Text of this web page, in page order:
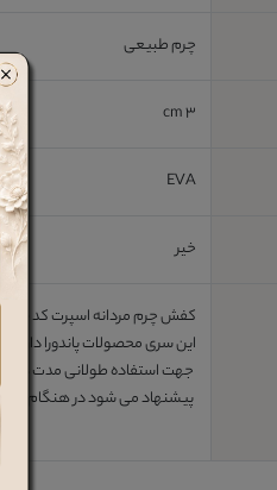
چرم طبیعی
3 cm
EVA
خیر
کفش چرم مردانه اسپرت کد ME40000دارای زیره بسیار سبک و منعطف، مناسب برای پیاده روی و استفاده روزمره
این سری محصولات پاندورا
جهت استفاده طولانی مدت در
پیشنهاد می شود در هنگام